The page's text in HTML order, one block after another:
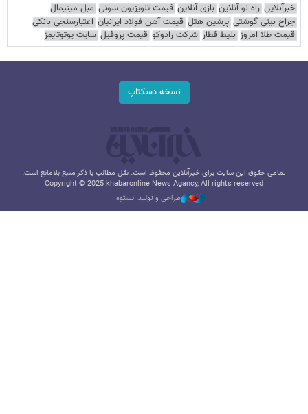
خبرآنلاین راه نو آنلاین بازی آنلاین قیمت تلویزیون سونی مبل مینیمال
جراح بینی گوشتی پرشین هتل قیمت آهن فولاد ایرانیان اعتبارسنجی بانکی
قیمت طلا امروز بلیط قطار شرکت رادوکو قیمت پروفیل سایت یوتوتایمز
نسخه دسکتاپ
تمامی حقوق این سایت برای خبرآنلاین محفوظ است. نقل مطالب با ذکر منبع بلامانع است.
Copyright © 2025 khabaronline News Agancy, All rights reserved
طراحی و تولید: نستوه